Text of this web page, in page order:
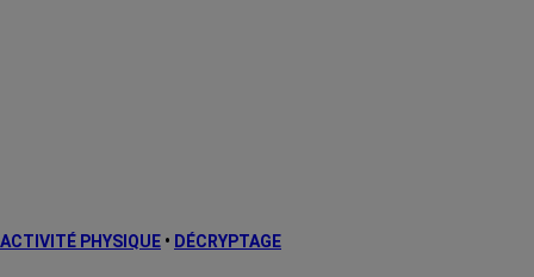
ACTIVITÉ PHYSIQUE • DÉCRYPTAGE